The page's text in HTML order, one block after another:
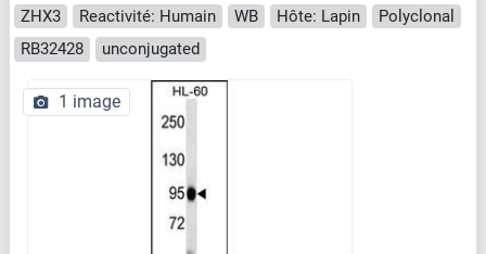
ZHX3 Reactivité: Humain WB Hôte: Lapin
Polyclonal
RB32428
unconjugated
1 image